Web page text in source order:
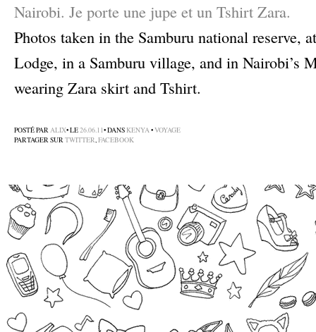
Nairobi. Je porte une jupe et un Tshirt Zara.
Photos taken in the Samburu national reserve,
Lodge, in a Samburu village, and in Nairobi’s
wearing Zara skirt and Tshirt.
POSTÉ PARALIX• LE26.06.11• DANS KENYA•VOYAGE
PARTAGER SURTWITTER,FACEBOOK